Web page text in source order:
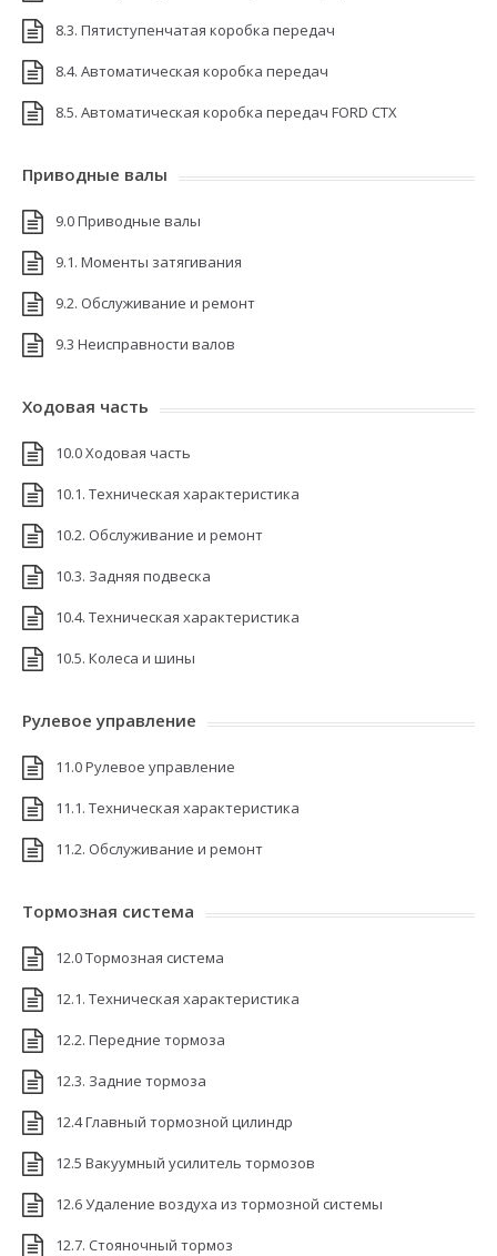
8.3. Пятиступенчатая коробка передач
8.4. Автоматическая коробка передач
8.5. Автоматическая коробка передач FORD CTX
Приводные валы
9.0 Приводные валы
9.1. Моменты затягивания
9.2. Обслуживание и ремонт
9.3 Неисправности валов
Ходовая часть
10.0 Ходовая часть
10.1. Техническая характеристика
10.2. Обслуживание и ремонт
10.3. Задняя подвеска
10.4. Техническая характеристика
10.5. Колеса и шины
Рулевое управление
11.0 Рулевое управление
11.1. Техническая характеристика
11.2. Обслуживание и ремонт
Тормозная система
12.0 Тормозная система
12.1. Техническая характеристика
12.2. Передние тормоза
12.3. Задние тормоза
12.4 Главный тормозной цилиндр
12.5 Вакуумный усилитель тормозов
12.6 Удаление воздуха из тормозной системы
12.7. Стояночный тормоз